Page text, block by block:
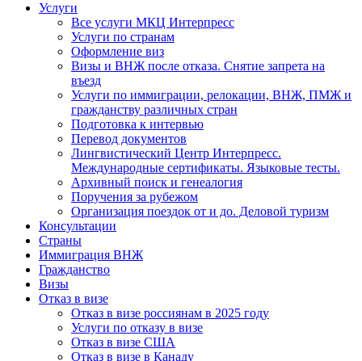
Услуги
Все услуги МКЦ Интерпресс
Услуги по странам
Оформление виз
Визы и ВНЖ после отказа. Снятие запрета на
въезд
Услуги по иммиграции, релокации, ВНЖ, ПМЖ и
гражданству различных стран
Подготовка к интервью
Перевод документов
Лингвистический Центр Интерпресс.
Международные сертификаты. Языковые тесты.
Архивный поиск и генеалогия
Поручения за рубежом
Организация поездок от и до. Деловой туризм
Консультации
Страны
Иммиграция ВНЖ
Гражданство
Визы
Отказ в визе
Отказ в визе россиянам в 2025 году
Услуги по отказу в визе
Отказ в визе США
Отказ в визе в Канаду